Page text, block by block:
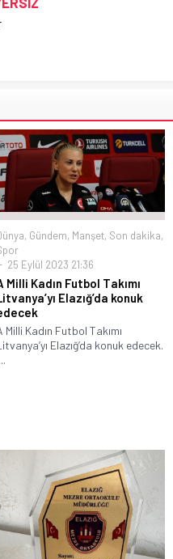
, Gündem, Manşet, Son dakika,
25 Eylül 2023 21:36
Milli Kadın Futbol Takımı
Elazığ’da konuk
Milli Kadın Futbol Takımı
Elazığ’da konuk edecek.
...